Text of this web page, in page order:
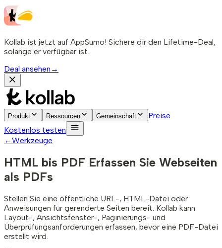
Kollab ist jetzt auf AppSumo! Sichere dir den Lifetime-Deal,
solange er verfügbar ist.
Deal ansehen →
Produkt Ressourcen Gemeinschaft
Preise
Kostenlos testen
←Werkzeuge
HTML bis PDF Erfassen Sie Webseiten
als PDFs
Stellen Sie eine öffentliche URL-, HTML-Datei oder
Anweisungen für gerenderte Seiten bereit. Kollab kann
Layout-, Ansichtsfenster-, Paginierungs- und
Überprüfungsanforderungen erfassen, bevor eine PDF-Datei
erstellt wird.